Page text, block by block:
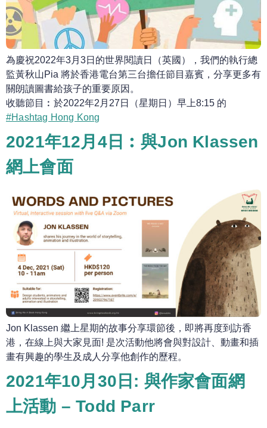
為慶祝2022年3月3日的世界閱讀日（英國），我們的執行總
監黃秋山Pia 將於香港電台第三台擔任節目嘉賓，分享更多有
關朗讀圖書給孩子的重要原因。
收聽節目︰於2022年2月27日（星期日）早上8:15 的
#Hashtag Hong Kong
2021年12月4日︰與Jon Klassen
網上會面
Jon Klassen 繼上星期的故事分享環節後，即將再度到訪香
港，在線上與大家見面! 是次活動他將會與對設計、動畫和插
畫有興趣的學生及成人分享他創作的歷程。
2021年10月30日: 與作家會面網
上活動 – Todd Parr